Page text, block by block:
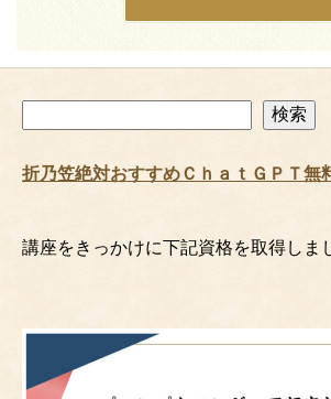
索
検索
折乃笠絶対おすすめＣｈａｔＧＰＴ無
講座をきっかけに下記資格を取得しま